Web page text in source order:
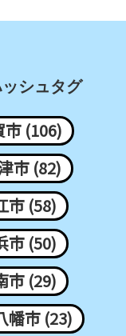
シュタグ
市 (106)
市 (82)
市 (58)
市 (50)
市 (29)
幡市 (23)